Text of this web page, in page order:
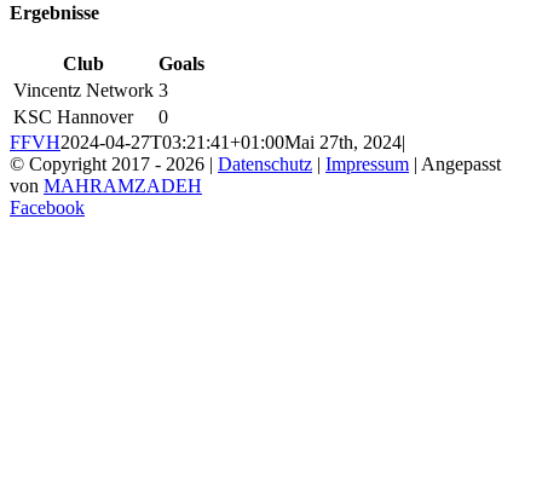
Ergebnisse
Club
Goals
Vincentz Network 3
KSC Hannover
0
FFVH2024-04-27T03:21:41+01:00Mai 27th, 2024|
© Copyright 2017 - 2026 | Datenschutz | Impressum | Angepasst
von MAHRAMZADEH
Facebook